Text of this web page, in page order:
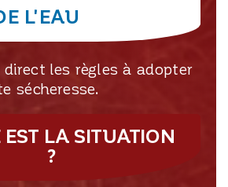
L'EAU
les règles à adopter
sécheresse.
EST LA SITUATION
?